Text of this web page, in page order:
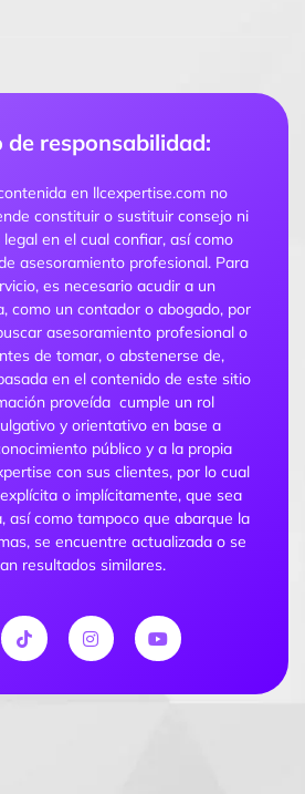
de responsabilidad:
en llcexpertise.com no
constituir o sustituir consejo ni
en el cual confiar, así como
asesoramiento profesional. Para
es necesario acudir a un
como un contador o abogado, por
asesoramiento profesional o
de tomar, o abstenerse de,
en el contenido de este sitio
proveída cumple un rol
y orientativo en base a
público y a la propia
con sus clientes, por lo cual
o implícitamente, que sea
así como tampoco que abarque la
se encuentre actualizada o se
resultados similares.